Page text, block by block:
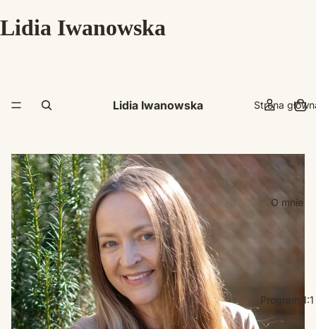
Lidia Iwanowska
Lidia Iwanowska Strona
O mnie
Program 1:1